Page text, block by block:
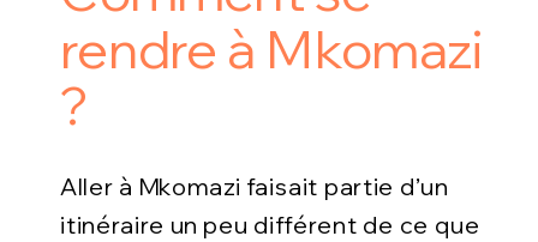
rendre à Mkomazi
?
Aller à Mkomazi faisait partie d’un
itinéraire un peu différent de ce que